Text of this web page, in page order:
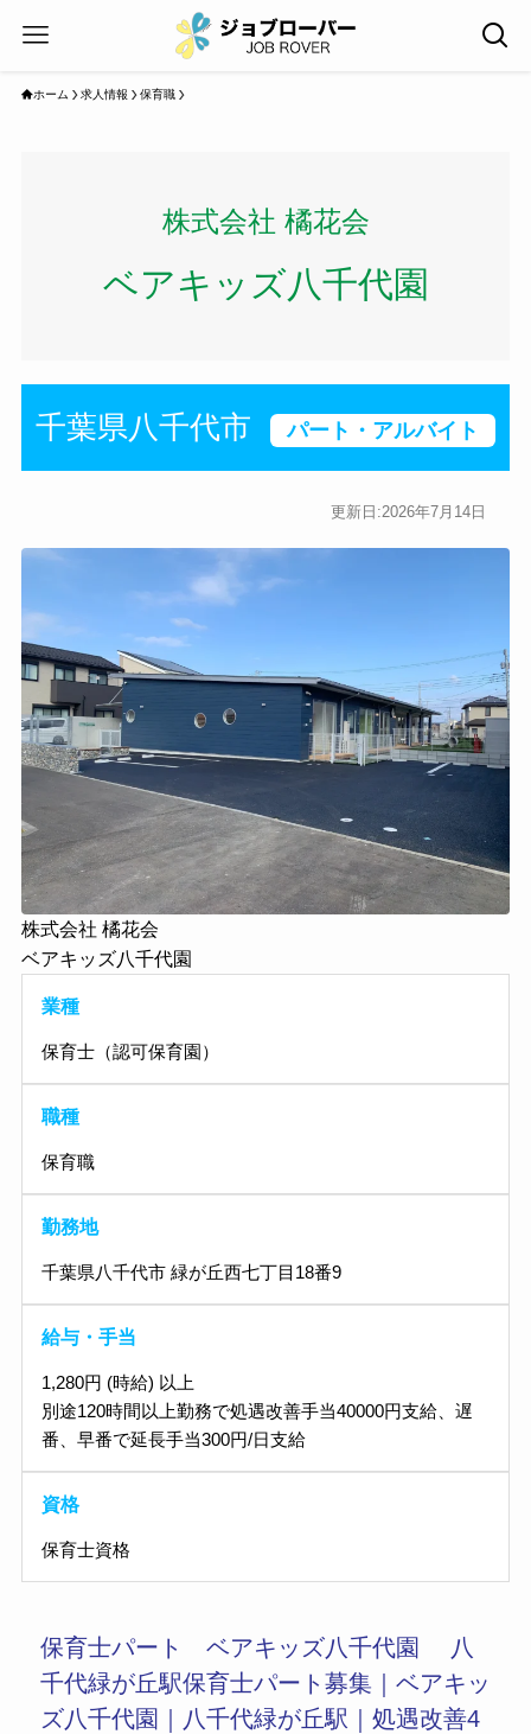
ホーム 求人情報 保育職
株式会社 橘花会
ベアキッズ八千代園
千葉県八千代市 パート・アルバイト
更新日:2026年7月14日
株式会社 橘花会
ベアキッズ八千代園
業種
保育士（認可保育園）
職種
保育職
勤務地
千葉県八千代市 緑が丘西七丁目18番9
給与・手当
1,280円 (時給) 以上
別途120時間以上勤務で処遇改善手当40000円支給、遅
番、早番で延長手当300円/日支給
資格
保育士資格
保育士パート ベアキッズ八千代園 八
千代緑が丘駅保育士パート募集｜ベアキッ
ズ八千代園｜八千代緑が丘駅｜処遇改善4